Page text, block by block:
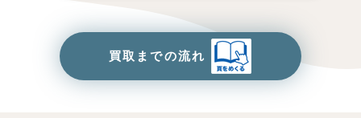
買取までの流れ